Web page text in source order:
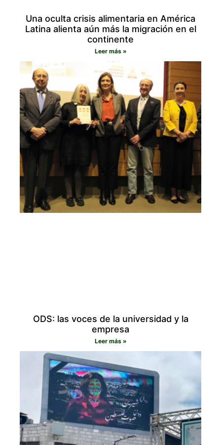
Una oculta crisis alimentaria en América
Latina alienta aún más la migración en el
continente
Leer más »
ODS: las voces de la universidad y la
empresa
Leer más »